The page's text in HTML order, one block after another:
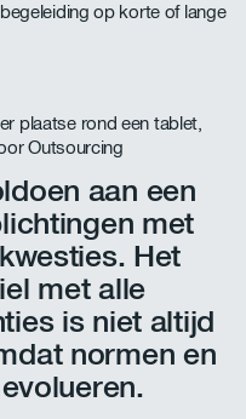
op korte of lange
aan een
met
Het
met alle
is niet altijd
normen en